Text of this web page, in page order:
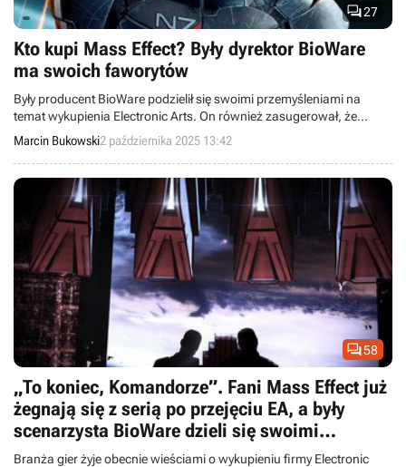
27
Kto kupi Mass Effect? Były dyrektor BioWare
ma swoich faworytów
Były producent BioWare podzielił się swoimi przemyśleniami na
temat wykupienia Electronic Arts. On również zasugerował, że
studio i należące do niego marki mogą zostać sprzedane innym
wydawcom.
Marcin Bukowski2 października 2025 13:42
58
„To koniec, Komandorze”. Fani Mass Effect już
żegnają się z serią po przejęciu EA, a były
scenarzysta BioWare dzieli się swoimi
obawami
Branża gier żyje obecnie wieściami o wykupieniu firmy Electronic